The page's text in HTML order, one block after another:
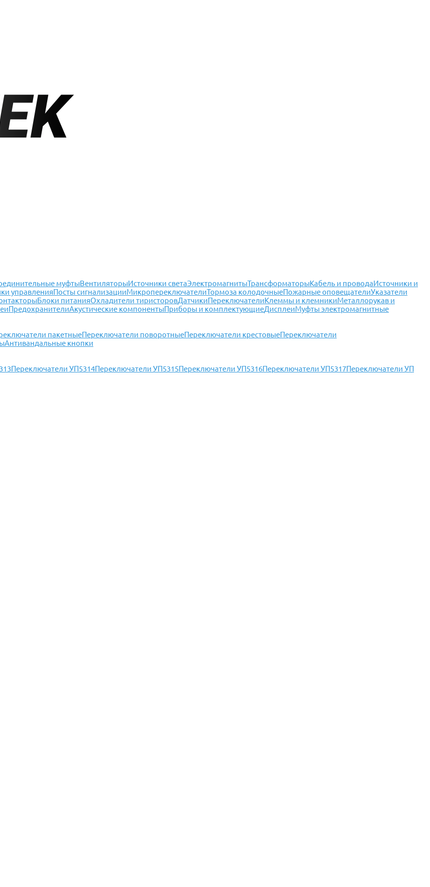
муфтыВентиляторыИсточники светаЭлектромагнитыТрансформаторыКабель и проводаИсточники и
управленияПосты сигнализацииМикропереключателиТормоза колодочныеПожарные оповещателиУказатели
Блоки питанияОхладители тиристоровДатчикиПереключателиКлеммы и клемникиМеталлорукав и
ПредохранителиАкустические компонентыПриборы и комплектующиеДисплеиМуфты электромагнитные
пакетныеПереключатели поворотныеПереключатели крестовыеПереключатели
Антивандальные кнопки
Переключатели УП5314Переключатели УП5315Переключатели УП5316Переключатели УП5317Переключатели УП